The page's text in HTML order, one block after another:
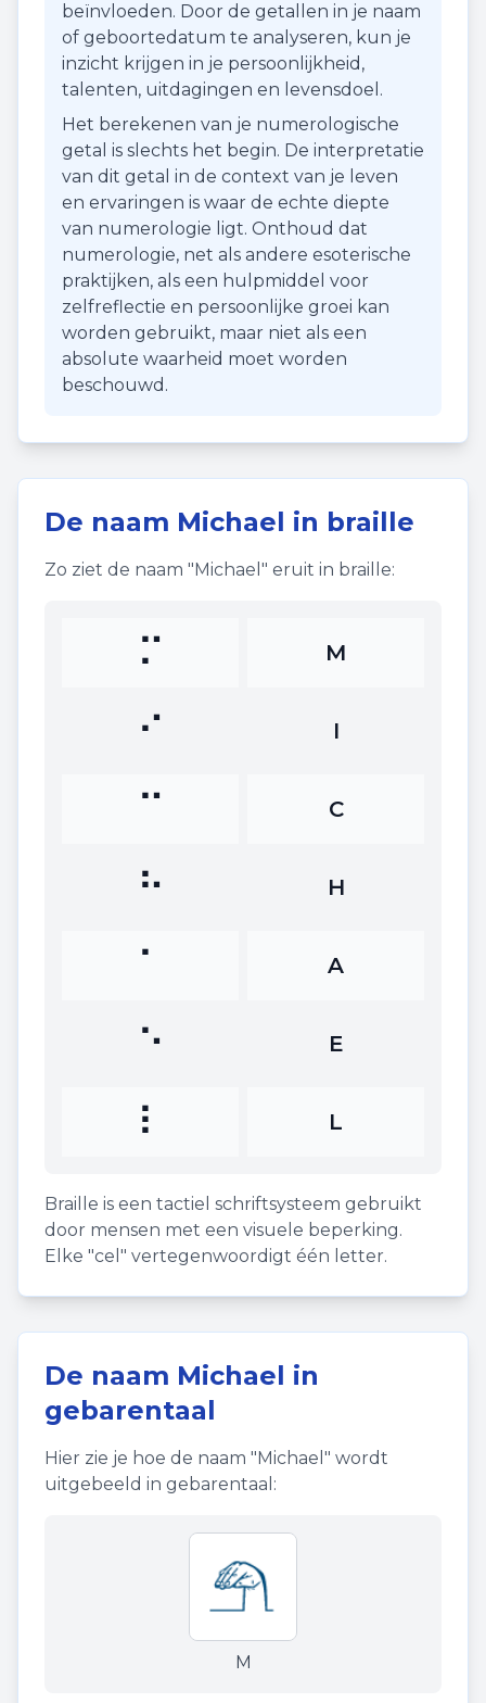
beïnvloeden. Door de getallen in je naam
of geboortedatum te analyseren, kun je
inzicht krijgen in je persoonlijkheid,
talenten, uitdagingen en levensdoel.
Het berekenen van je numerologische
getal is slechts het begin. De interpretatie
van dit getal in de context van je leven
en ervaringen is waar de echte diepte
van numerologie ligt. Onthoud dat
numerologie, net als andere esoterische
praktijken, als een hulpmiddel voor
zelfreflectie en persoonlijke groei kan
worden gebruikt, maar niet als een
absolute waarheid moet worden
beschouwd.
De naam Michael in braille
Zo ziet de naam "Michael " eruit in braille:
⠍ M
⠊ I
⠉ C
⠓ H
⠁ A
⠑ E
⠇ L
Braille is een tactiel schriftsysteem gebruikt
door mensen met een visuele beperking.
Elke "cel" vertegenwoordigt één letter.
De naam Michael in
gebarentaal
Hier zie je hoe de naam "Michael " wordt
uitgebeeld in gebarentaal:
M